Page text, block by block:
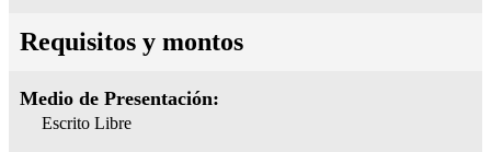
Requisitos y montos
Medio de Presentación:
Escrito Libre